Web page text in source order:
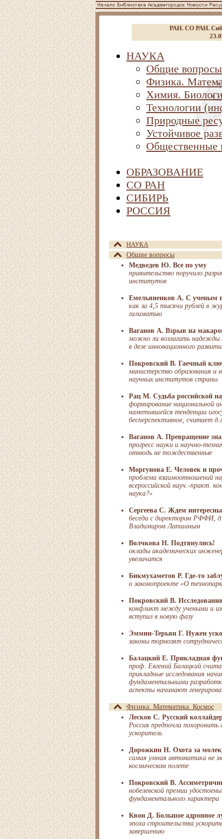
РАН. СО РАН.
НАУКА
Общие вопросы
Физика.
Химия.
Технологии
Природные
Устойчивое
Общественные
ОБРАЗОВАНИЕ
СО РАН
СИБИРЬ
РОССИЯ
НАУКА
Общие вопросы
Медведев Ю. Все по уму
правительство поручило
институтов
Емельяненков А. С ученым
как за 4,5 тысячи рублей в
галиматью
Ваганов А. Взрыв на
можно ли возлагать надежды
в деле инновационного
Покровский В. Гаечный
министерство образования и
научных институтов страны
Рац М. Судьба российской
формирование национальной
наметившейся тенденции
бесперспективное, считает
Ваганов А. Превращение
прогресс науки и научно-
отнюдь не тождественные
Моргунова Е. Человек и
проблема взаимоотношений
всероссийской науч.-практ.
наука?»
Сергеева С. Ждем
беседа с директором РФФИ,
Владимиром Лапшиным
Волчкова Н. Подтянулись!
оклады академических
увеличатся
Бикмухаметов Р. Где-то
о законопроекте «О
Покровский В.
конфликт между учеными и
вступил в новую фазу
Эммин-Терьян Г. Нужен
законы тормозят
Балацкий Е. Прикладная
проф. Евгений Балацкий
прикладные исследования
фундаментальными
аспекты начинают
Физика. Математика. Космос
Лесков С. Русский
Россия предпочла
ускоритель
Дорожкин Н. Охота за
самая умная автоматика не
космическом полете
Покровский В.
нобелевской премии
фундаментального характера
Квон Д. Большое адронное
эпоха строительства
завершению